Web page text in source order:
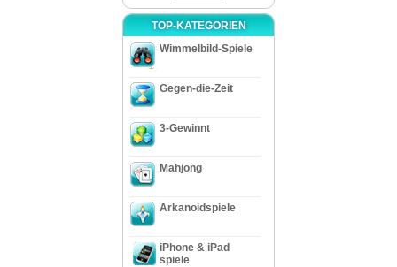
TOP-KATEGORIEN
Wimmelbild-Spiele
Gegen-die-Zeit
3-Gewinnt
Mahjong
Arkanoidspiele
iPhone & iPad
spiele